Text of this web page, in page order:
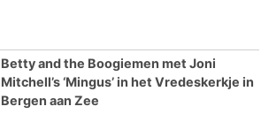
Betty and the Boogiemen met Joni
Mitchell’s ‘Mingus’ in het Vredeskerkje in
Bergen aan Zee